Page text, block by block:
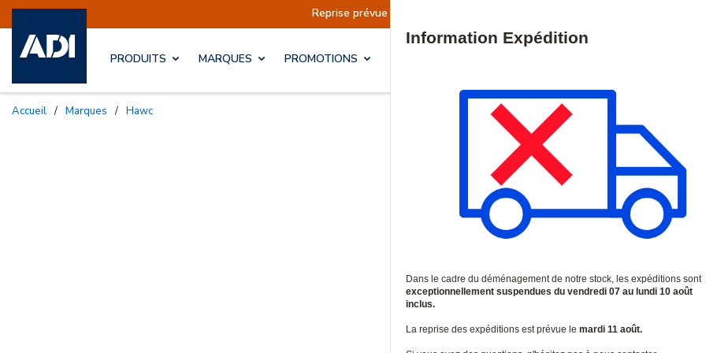
sont actuellement suspendues Reprise prévue le mardi 11 août. Information | Les
PRODUITS MARQUES PROMOTIONS
Accueil / Marques / Hawc